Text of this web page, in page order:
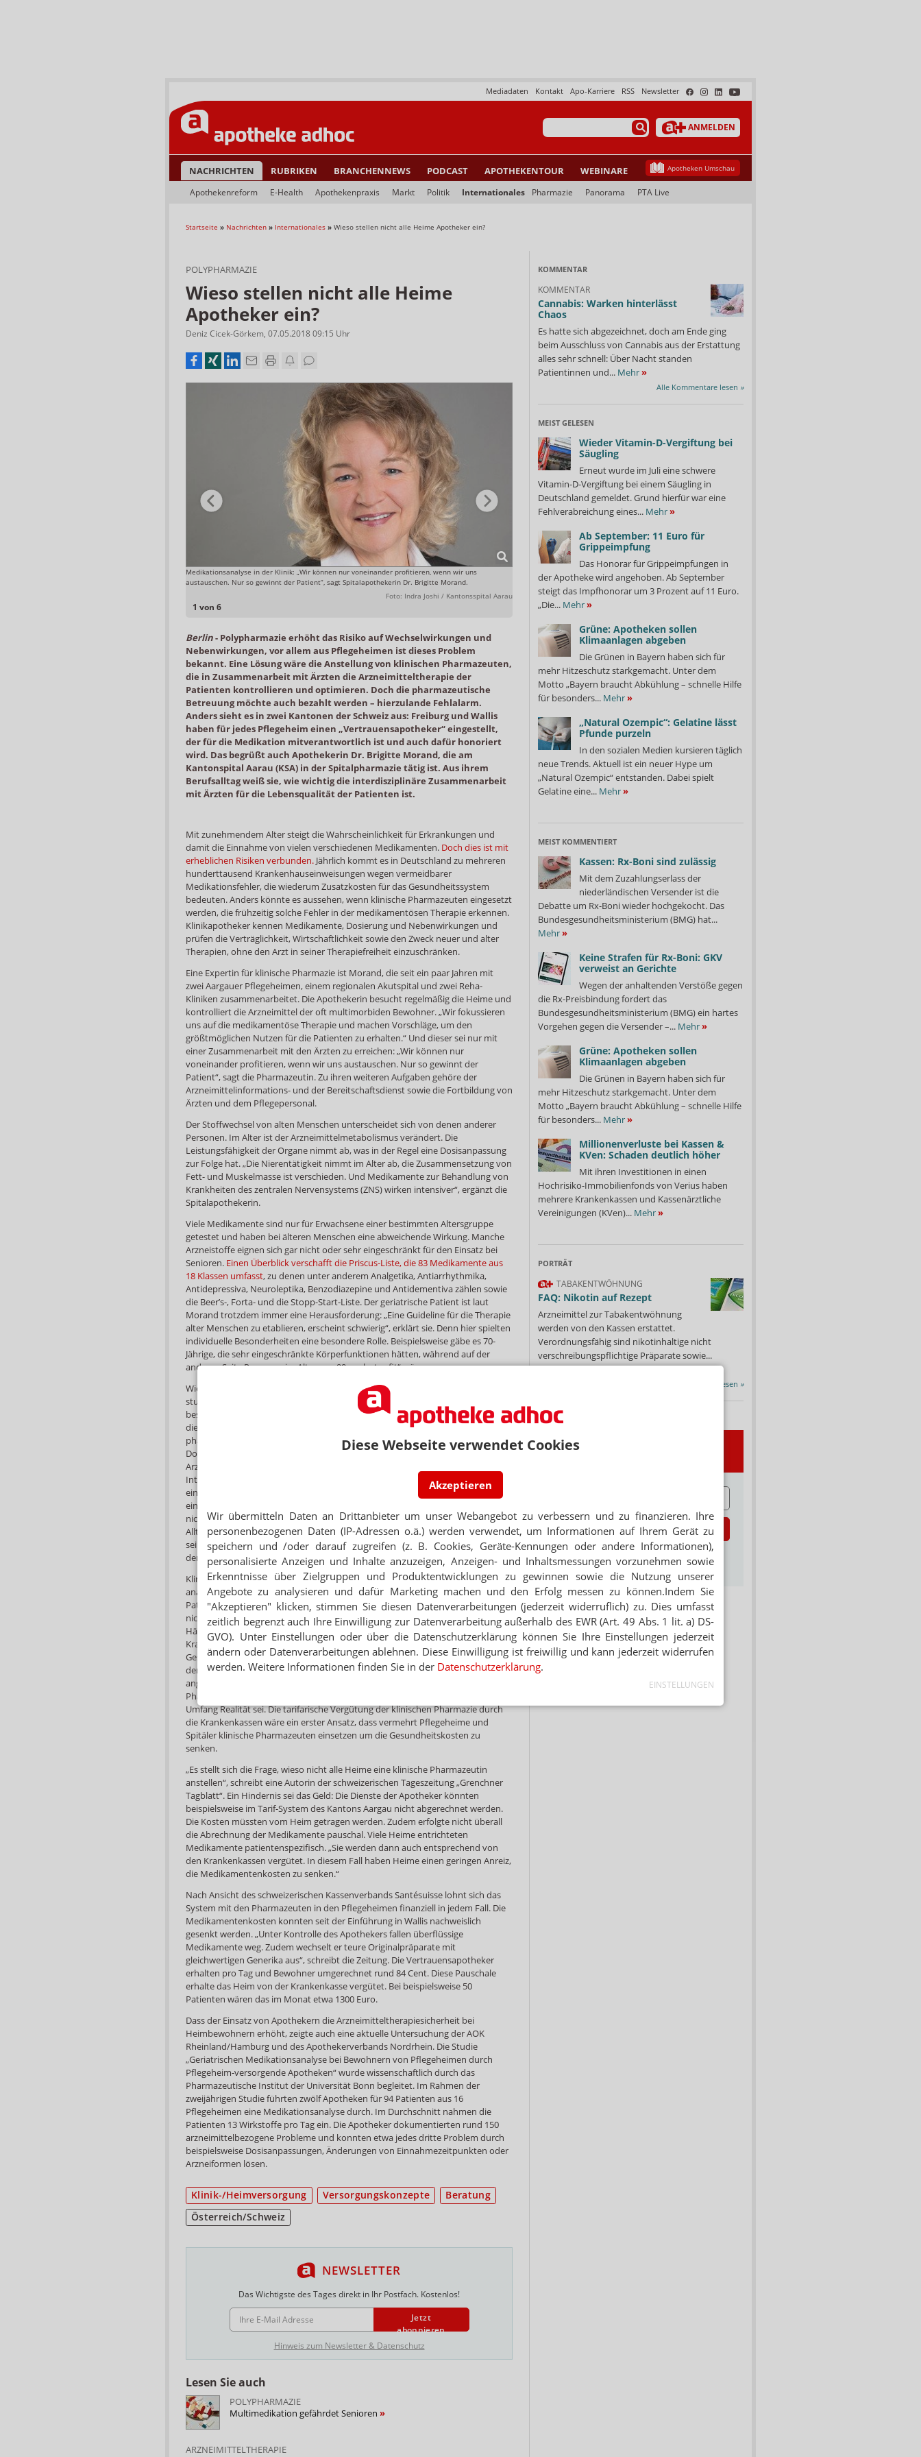
Diese Webseite verwendet Cookies
Akzeptieren
Wir übermitteln Daten an Drittanbieter um unser Webangebot zu verbessern und zu finanzieren. Ihre
personenbezogenen Daten (IP-Adressen o.ä.) werden verwendet, um Informationen auf Ihrem Gerät zu
speichern und /oder darauf zugreifen (z. B. Cookies, Geräte-Kennungen oder andere Informationen),
personalisierte Anzeigen und Inhalte anzuzeigen, Anzeigen- und Inhaltsmessungen vorzunehmen sowie
Erkenntnisse über Zielgruppen und Produktentwicklungen zu gewinnen sowie die Nutzung unserer
Angebote zu analysieren und dafür Marketing machen und den Erfolg messen zu können.Indem Sie
"Akzeptieren" klicken, stimmen Sie diesen Datenverarbeitungen (jederzeit widerruflich) zu. Dies umfasst
zeitlich begrenzt auch Ihre Einwilligung zur Datenverarbeitung außerhalb des EWR (Art. 49 Abs. 1 lit. a) DS-
GVO). Unter Einstellungen oder über die Datenschutzerklärung können Sie Ihre Einstellungen jederzeit
ändern oder Datenverarbeitungen ablehnen. Diese Einwilligung ist freiwillig und kann jederzeit widerrufen
werden. Weitere Informationen finden Sie in der Datenschutzerklärung.
EINSTELLUNGEN
Newsletter
RSS
Apo-Karriere
Kontakt
Mediadaten
ANMELDEN
NACHRICHTEN RUBRIKEN BRANCHENNEWS PODCAST APOTHEKENTOUR WEBINARE Apotheken Umschau
Apothekenreform E-Health Apothekenpraxis Markt Politik Internationales Pharmazie Panorama PTA Live
Startseite » Nachrichten » Internationales » Wieso stellen nicht alle Heime Apotheker ein?
POLYPHARMAZIE
Wieso stellen nicht alle Heime
Apotheker ein?
Deniz Cicek-Görkem, 07.05.2018 09:15 Uhr
1 von 6
Medikationsanalyse in der Klinik: „Wir können nur voneinander profitieren, wenn wir uns
austauschen. Nur so gewinnt der Patient“, sagt Spitalapothekerin Dr. Brigitte Morand.
Foto: Indra Joshi / Kantonsspital Aarau
Neue Kompetenzen: Die Apotheker im Kanton Zürich dürfen künftig Patienten impfen – auch ohne
ärztliche Verschreibung.
Berlin- Polypharmazie erhöht das Risiko auf Wechselwirkungen und
Nebenwirkungen, vor allem aus Pflegeheimen ist dieses Problem
bekannt. Eine Lösung wäre die Anstellung von klinischen Pharmazeuten,
die in Zusammenarbeit mit Ärzten die Arzneimitteltherapie der
Patienten kontrollieren und optimieren. Doch die pharmazeutische
Betreuung möchte auch bezahlt werden – hierzulande Fehlalarm.
Anders sieht es in zwei Kantonen der Schweiz aus: Freiburg und Wallis
haben für jedes Pflegeheim einen „Vertrauensapotheker“ eingestellt,
der für die Medikation mitverantwortlich ist und auch dafür honoriert
wird. Das begrüßt auch Apothekerin Dr. Brigitte Morand, die am
Kantonspital Aarau (KSA) in der Spitalpharmazie tätig ist. Aus ihrem
Berufsalltag weiß sie, wie wichtig die interdisziplinäre Zusammenarbeit
mit Ärzten für die Lebensqualität der Patienten ist.
Mit zunehmendem Alter steigt die Wahrscheinlichkeit für Erkrankungen und
damit die Einnahme von vielen verschiedenen Medikamenten. Doch dies ist mit
erheblichen Risiken verbunden. Jährlich kommt es in Deutschland zu mehreren
hunderttausend Krankenhauseinweisungen wegen vermeidbarer
Medikationsfehler, die wiederum Zusatzkosten für das Gesundheitssystem
bedeuten. Anders könnte es aussehen, wenn klinische Pharmazeuten eingesetzt
werden, die frühzeitig solche Fehler in der medikamentösen Therapie erkennen.
Klinikapotheker kennen Medikamente, Dosierung und Nebenwirkungen und
prüfen die Verträglichkeit, Wirtschaftlichkeit sowie den Zweck neuer und alter
Therapien, ohne den Arzt in seiner Therapiefreiheit einzuschränken.
Eine Expertin für klinische Pharmazie ist Morand, die seit ein paar Jahren mit
zwei Aargauer Pflegeheimen, einem regionalen Akutspital und zwei Reha-
Kliniken zusammenarbeitet. Die Apothekerin besucht regelmäßig die Heime und
kontrolliert die Arzneimittel der oft multimorbiden Bewohner. „Wir fokussieren
uns auf die medikamentöse Therapie und machen Vorschläge, um den
größtmöglichen Nutzen für die Patienten zu erhalten.“ Und dieser sei nur mit
einer Zusammenarbeit mit den Ärzten zu erreichen: „Wir können nur
voneinander profitieren, wenn wir uns austauschen. Nur so gewinnt der
Patient“, sagt die Pharmazeutin. Zu ihren weiteren Aufgaben gehöre der
Arzneimittelinformations- und der Bereitschaftsdienst sowie die Fortbildung von
Ärzten und dem Pflegepersonal.
Der Stoffwechsel von alten Menschen unterscheidet sich von denen anderer
Personen. Im Alter ist der Arzneimittelmetabolismus verändert. Die
Leistungsfähigkeit der Organe nimmt ab, was in der Regel eine Dosisanpassung
zur Folge hat. „Die Nierentätigkeit nimmt im Alter ab, die Zusammensetzung von
Fett- und Muskelmasse ist verschieden. Und Medikamente zur Behandlung von
Krankheiten des zentralen Nervensystems (ZNS) wirken intensiver“, ergänzt die
Spitalapothekerin.
Viele Medikamente sind nur für Erwachsene einer bestimmten Altersgruppe
getestet und haben bei älteren Menschen eine abweichende Wirkung. Manche
Arzneistoffe eignen sich gar nicht oder sehr eingeschränkt für den Einsatz bei
Senioren. Einen Überblick verschafft die Priscus-Liste, die 83 Medikamente aus
18 Klassen umfasst, zu denen unter anderem Analgetika, Antiarrhythmika,
Antidepressiva, Neuroleptika, Benzodiazepine und Antidementiva zählen sowie
die Beer’s-, Forta- und die Stopp-Start-Liste. Der geriatrische Patient ist laut
Morand trotzdem immer eine Herausforderung: „Eine Guideline für die Therapie
alter Menschen zu etablieren, erscheint schwierig“, erklärt sie. Denn hier spielten
individuelle Besonderheiten eine besondere Rolle. Beispielsweise gäbe es 70-
Jährige, die sehr eingeschränkte Körperfunktionen hätten, während auf der
anderen Seite Personen im Alter von 90 noch „topfit“ wären.
Wie sieht die Zusammenarbeit in der Klinik aus? Morand und ihre Kollegen
studieren vor der Visite die Patientenakten und nehmen Laborwerte,
bestehende Krankheiten, aktuelle Symptome und die Medikation genau unter
die Lupe. Aber auch das Pflegepersonal würde Probleme schildern, die
pharmazeutisch gelöst werden müssten. „Wir prüfen zum Beispiel ob die
Dosierung angepasst ist, ob es überhaupt eine Indikation für die eingesetzten
Arzneimittel gibt.“ Zudem werde die Applikation kritisch begutachtet und
Interaktionen ausfindig gemacht. „Ärzte schreiben neue Symptome oftmals
einer neuen Krankheit zu, während durch uns die Beschwerden in Bezug auf
eine Medikamentennebenwirkung geprüft werden“, berichtet Morand. Aber
nicht nur pharmazeutische, sondern auch ökonomische Gesichtspunkte sind im
Alltag der Apothekerin von Belang. „Wir diskutieren miteinander“, sagt sie. Ziel
sei immer eine sichere, wirksame und ökonomische medikamentöse Versorgung
der Patienten.
Klinische Apotheker, die in Heimen oder Krankenhäusern die Medikation
analysieren und optimieren, führen zu einer besseren Lebensqualität der
Patienten und zu einer höheren Arzneimitteltherapiesicherheit. „Wir reduzieren
nicht nur die Anzahl der Medikamente, sondern damit verbunden auch die
Häufigkeit von unerwünschten Arzneimittelereignissen (UAE),
Krankenhauseinweisungen und somit die Folgekosten“, erklärt Morand. Das
Gesundheitswesen profitiere von der pharmazeutischen Expertise, daher sollte
der Einsatz von klinischen Apothekern in diesen Bereichen gefördert werden. Als
angestellte Apothekerin beim KSA befürwortet sie den Einsatz von
Pharmazeuten in Pflegeheimen, was im Kanton Aargau bereits in kleinem
Umfang Realität sei. Die tarifarische Vergütung der klinischen Pharmazie durch
die Krankenkassen wäre ein erster Ansatz, dass vermehrt Pflegeheime und
Spitäler klinische Pharmazeuten einsetzen um die Gesundheitskosten zu
senken.
„Es stellt sich die Frage, wieso nicht alle Heime eine klinische Pharmazeutin
anstellen“, schreibt eine Autorin der schweizerischen Tageszeitung „Grenchner
Tagblatt“. Ein Hindernis sei das Geld: Die Dienste der Apotheker könnten
beispielsweise im Tarif-System des Kantons Aargau nicht abgerechnet werden.
Die Kosten müssten vom Heim getragen werden. Zudem erfolgte nicht überall
die Abrechnung der Medikamente pauschal. Viele Heime entrichteten
Medikamente patientenspezifisch. „Sie werden dann auch entsprechend von
den Krankenkassen vergütet. In diesem Fall haben Heime einen geringen Anreiz,
die Medikamentenkosten zu senken.“
Nach Ansicht des schweizerischen Kassenverbands Santésuisse lohnt sich das
System mit den Pharmazeuten in den Pflegeheimen finanziell in jedem Fall. Die
Medikamentenkosten konnten seit der Einführung in Wallis nachweislich
gesenkt werden. „Unter Kontrolle des Apothekers fallen überflüssige
Medikamente weg. Zudem wechselt er teure Originalpräparate mit
gleichwertigen Generika aus“, schreibt die Zeitung. Die Vertrauensapotheker
erhalten pro Tag und Bewohner umgerechnet rund 84 Cent. Diese Pauschale
erhalte das Heim von der Krankenkasse vergütet. Bei beispielsweise 50
Patienten wären das im Monat etwa 1300 Euro.
Dass der Einsatz von Apothekern die Arzneimitteltherapiesicherheit bei
Heimbewohnern erhöht, zeigte auch eine aktuelle Untersuchung der AOK
Rheinland/Hamburg und des Apothekerverbands Nordrhein. Die Studie
„Geriatrischen Medikationsanalyse bei Bewohnern von Pflegeheimen durch
Pflegeheim-versorgende Apotheken“ wurde wissenschaftlich durch das
Pharmazeutische Institut der Universität Bonn begleitet. Im Rahmen der
zweijährigen Studie führten zwölf Apotheken für 94 Patienten aus 16
Pflegeheimen eine Medikationsanalyse durch. Im Durchschnitt nahmen die
Patienten 13 Wirkstoffe pro Tag ein. Die Apotheker dokumentierten rund 150
arzneimittelbezogene Probleme und konnten etwa jedes dritte Problem durch
beispielsweise Dosisanpassungen, Änderungen von Einnahmezeitpunkten oder
Arzneiformen lösen.
Klinik-/Heimversorgung Versorgungskonzepte
Beratung
Österreich/Schweiz
NEWSLETTER
Das Wichtigste des Tages direkt in Ihr Postfach. Kostenlos!
E-MAIL ADRESSE
Jetzt
abonnieren
Hinweis zum Newsletter & Datenschutz
Lesen Sie auch
POLYPHARMAZIE
Multimedikation gefährdet Senioren
ARZNEIMITTELTHERAPIE
KOMMENTAR
KOMMENTAR
Cannabis: Warken hinterlässt
Chaos
Es hatte sich abgezeichnet, doch am Ende ging
beim Ausschluss von Cannabis aus der Erstattung
alles sehr schnell: Über Nacht standen
Patientinnen und... Mehr»
Alle Kommentare lesen »
MEIST GELESEN
Wieder Vitamin-D-Vergiftung bei
Säugling
Erneut wurde im Juli eine schwere
Vitamin-D-Vergiftung bei einem Säugling in
Deutschland gemeldet. Grund hierfür war eine
Fehlverabreichung eines... Mehr»
Ab September: 11 Euro für
Grippeimpfung
Das Honorar für Grippeimpfungen in
der Apotheke wird angehoben. Ab September
steigt das Impfhonorar um 3 Prozent auf 11 Euro.
„Die... Mehr»
Grüne: Apotheken sollen
Klimaanlagen abgeben
Die Grünen in Bayern haben sich für
mehr Hitzeschutz starkgemacht. Unter dem
Motto „Bayern braucht Abkühlung – schnelle Hilfe
für besonders... Mehr»
„Natural Ozempic“: Gelatine lässt
Pfunde purzeln
In den sozialen Medien kursieren täglich
neue Trends. Aktuell ist ein neuer Hype um
„Natural Ozempic“ entstanden. Dabei spielt
Gelatine eine... Mehr»
MEIST KOMMENTIERT
Kassen: Rx-Boni sind zulässig
Mit dem Zuzahlungserlass der
niederländischen Versender ist die
Debatte um Rx-Boni wieder hochgekocht. Das
Bundesgesundheitsministerium (BMG) hat...
Mehr»
Keine Strafen für Rx-Boni: GKV
verweist an Gerichte
Wegen der anhaltenden Verstöße gegen
die Rx-Preisbindung fordert das
Bundesgesundheitsministerium (BMG) ein hartes
Vorgehen gegen die Versender –... Mehr»
Grüne: Apotheken sollen
Klimaanlagen abgeben
Die Grünen in Bayern haben sich für
mehr Hitzeschutz starkgemacht. Unter dem
Motto „Bayern braucht Abkühlung – schnelle Hilfe
für besonders... Mehr»
Millionenverluste bei Kassen &
KVen: Schaden deutlich höher
Mit ihren Investitionen in einen
Hochrisiko-Immobilienfonds von Verius haben
mehrere Krankenkassen und Kassenärztliche
Vereinigungen (KVen)... Mehr»
PORTRÄT
TABAKENTWÖHNUNG
FAQ: Nikotin auf Rezept
Arzneimittel zur Tabakentwöhnung
werden von den Kassen erstattet.
Verordnungsfähig sind nikotinhaltige nicht
verschreibungspflichtige Präparate sowie...
Mehr»
Alle Porträts lesen »
Jetzt abonnieren
Hinweis zum Newsletter &
Datenschutz